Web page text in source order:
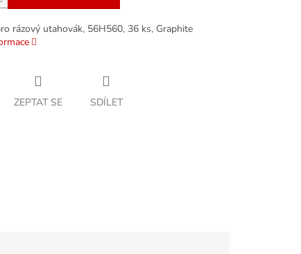
rázový utahovák, 56H560, 36 ks, Graphite
ZEPTAT SE SDÍLET